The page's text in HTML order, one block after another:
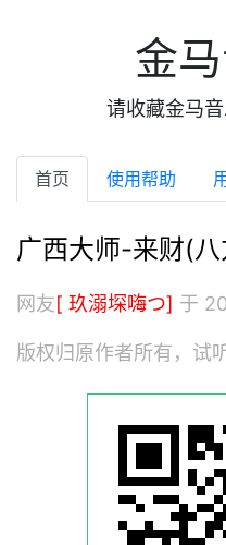
金
请收藏金马音
首页 使用帮助
广西大师-来财(
网友[ 玖溺堔嗨つ] 于
版权归原作者所有，试